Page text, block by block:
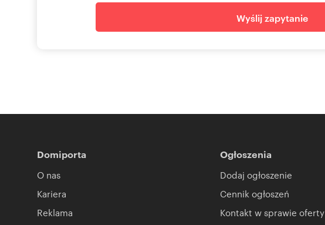
Wyślij zapytanie
Domiporta
O nas
Kariera
Reklama
Ogłoszenia
Dodaj ogłoszenie
Cennik ogłoszeń
Kontakt w sprawie oferty